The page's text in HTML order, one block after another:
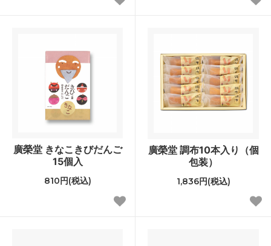
廣榮堂 きなこきびだんご
15個入
810円(税込)
廣榮堂 調布10本入り（個
包装）
1,836円(税込)